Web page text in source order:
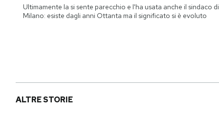
Ultimamente la si sente parecchio e l'ha usata anche il sindaco di
Milano: esiste dagli anni Ottanta ma il significato si è evoluto
ALTRE STORIE